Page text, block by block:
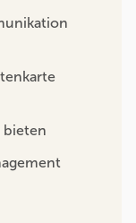
bieten